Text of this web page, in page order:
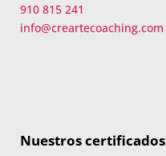
910 815 241
info@creartecoaching.com
Nuestros certificados